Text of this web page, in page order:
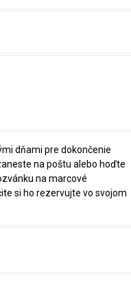
dňami pre dokončenie
na poštu alebo hoďte
na marcové
si ho rezervujte vo svojom